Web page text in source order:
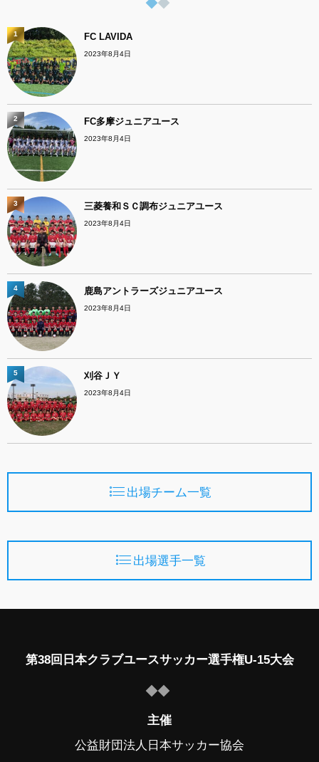
FC LAVIDA
2023年8月4日
1
FC多摩ジュニアユース
2023年8月4日
2
三菱養和ＳＣ調布ジュニアユース
2023年8月4日
3
鹿島アントラーズジュニアユース
2023年8月4日
4
刈谷ＪＹ
2023年8月4日
5
出場チーム一覧
出場選手一覧
第38回日本クラブユースサッカー選手権U-15大会
主催
公益財団法人日本サッカー協会